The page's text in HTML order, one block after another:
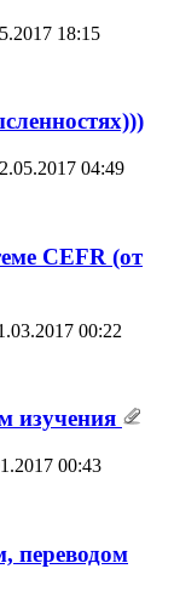
18:15
04:49
CEFR (от
00:22
изучения
00:43
переводом